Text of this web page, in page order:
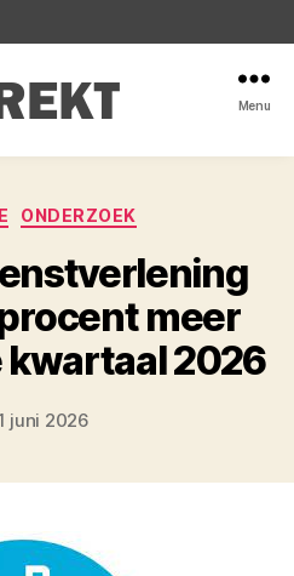
Menu
Categorieën
ONDERZOEK
meer
kwartaal 2026
juni 2026